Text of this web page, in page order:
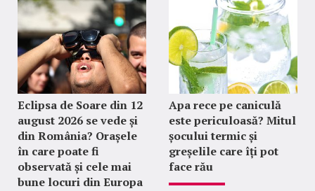
Eclipsa de Soare din 12
august 2026 se vede și
din România? Orașele
în care poate fi
observată și cele mai
bune locuri din Europa
Apa rece pe caniculă
este periculoasă? Mitul
șocului termic și
greșelile care îți pot
face rău